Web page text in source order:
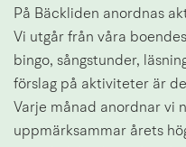
På Bäckliden anordnas
Vi utgår från våra
bingo, sångstunder,
förslag på aktiviteter är
Varje månad anordnar vi
uppmärksammar årets